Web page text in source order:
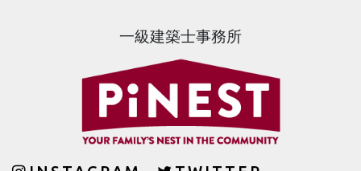
一級建築士事務所